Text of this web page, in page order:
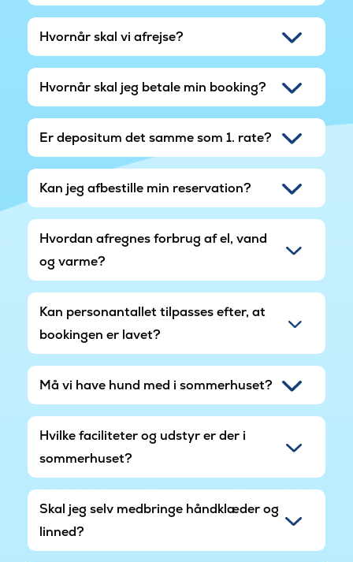
grøntsagerne kan klargøres ved den udendørs
vask med dertilhørende bord. Måske skal dagens
fiskefangst tilberedes her?
Mens maden klargøres kan børnene snuppe en
hoppetur på sommerhusets udendørs trampolin
eller leget på legetårnet.
Hvornår skal vi afrejse?
Hvornår skal jeg betale min booking?
Er depositum det samme som 1. rate?
Kan jeg afbestille min reservation?
Hvordan afregnes forbrug af el, vand
og varme?
Kan personantallet tilpasses efter, at
bookingen er lavet?
Må vi have hund med i sommerhuset?
Hvilke faciliteter og udstyr er der i
sommerhuset?
Skal jeg selv medbringe håndklæder og
linned?